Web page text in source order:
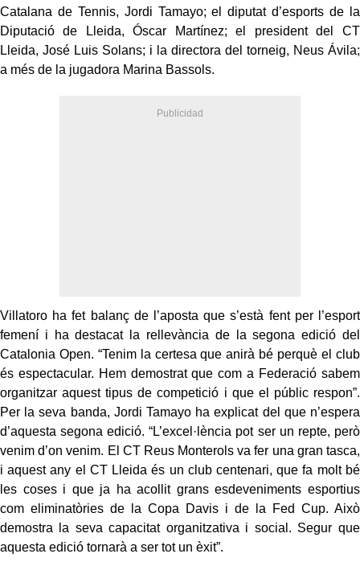
Catalana de Tennis, Jordi Tamayo; el diputat d’esports de la
Diputació de Lleida, Óscar Martínez; el president del CT
Lleida, José Luis Solans; i la directora del torneig, Neus Ávila;
a més de la jugadora Marina Bassols.
Villatoro ha fet balanç de l’aposta que s’està fent per l’esport
femení i ha destacat la rellevància de la segona edició del
Catalonia Open. “Tenim la certesa que anirà bé perquè el club
és espectacular. Hem demostrat que com a Federació sabem
organitzar aquest tipus de competició i que el públic respon”.
Per la seva banda, Jordi Tamayo ha explicat del que n’espera
d’aquesta segona edició. “L’excel·lència pot ser un repte, però
venim d’on venim. El CT Reus Monterols va fer una gran tasca,
i aquest any el CT Lleida és un club centenari, que fa molt bé
les coses i que ja ha acollit grans esdeveniments esportius
com eliminatòries de la Copa Davis i de la Fed Cup. Això
demostra la seva capacitat organitzativa i social. Segur que
aquesta edició tornarà a ser tot un èxit”.